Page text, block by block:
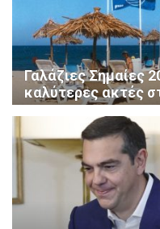
Γαλάζιες Σημαίες
καλύτερες ακτές